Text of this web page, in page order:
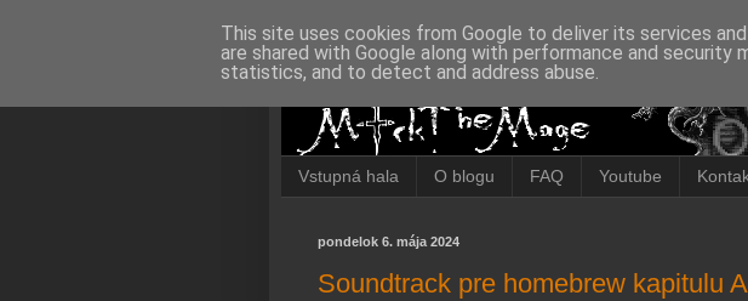
Vstupná hala O blogu FAQ Youtube
pondelok 6. mája 2024
Soundtrack pre homebrew kapitulu
This site uses cookies from Google to deliver its services
are shared with Google along with performance and
statistics, and to detect and address abuse.